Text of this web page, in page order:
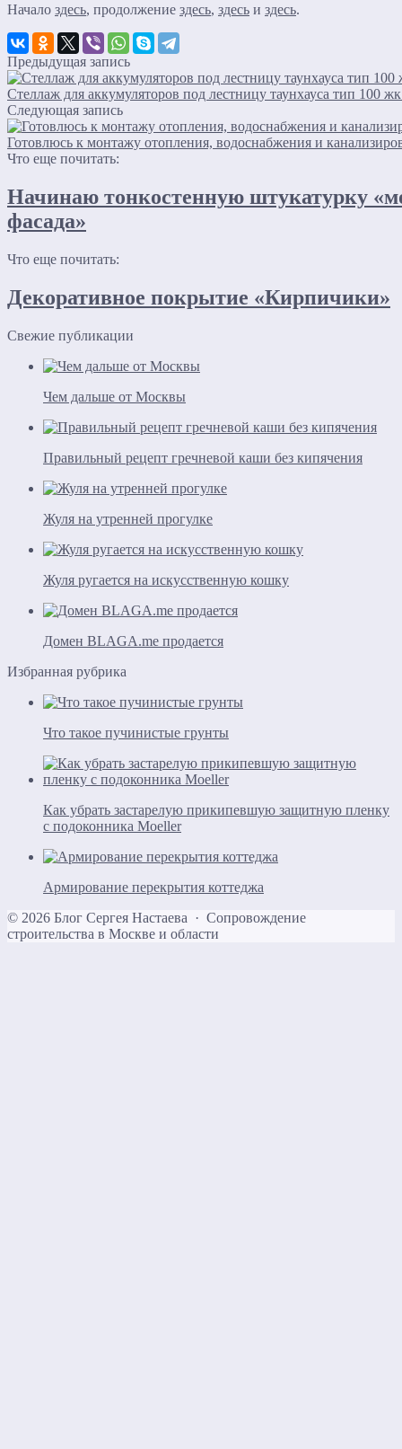
Начало здесь, продолжение здесь, здесь и здесь.
Предыдущая запись
Стеллаж для аккумуляторов под лестницу таунхауса тип 100
Следующая запись
Готовлюсь к монтажу отопления, водоснабжения и
Что еще почитать:
Начинаю тонкостенную штукатурку
фасада»
Что еще почитать:
Декоративное покрытие «Кирпичики»
Свежие публикации
Чем дальше от Москвы
Правильный рецепт гречневой каши без кипячения
Жуля на утренней прогулке
Жуля ругается на искусственную кошку
Домен BLAGA.me продается
Избранная рубрика
Что такое пучинистые грунты
Как убрать застарелую прикипевшую защитную пленку
с подоконника Moeller
Армирование перекрытия коттеджа
© 2026 Блог Сергея Настаева · Сопровождение
строительства в Москве и области